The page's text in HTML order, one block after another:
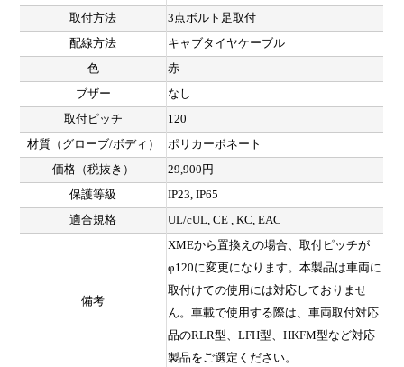
取付方法
3点ボルト足取付
配線方法
キャブタイヤケーブル
色
赤
ブザー
なし
取付ピッチ
120
材質（グローブ/ボディ）
ポリカーボネート
価格（税抜き）
29,900円
保護等級
IP23, IP65
適合規格
UL/cUL, CE , KC, EAC
備考
XMEから置換えの場合、取付ピッチが
φ120に変更になります。本製品は車両に
取付けての使用には対応しておりませ
ん。車載で使用する際は、車両取付対応
品のRLR型、LFH型、HKFM型など対応
製品をご選定ください。